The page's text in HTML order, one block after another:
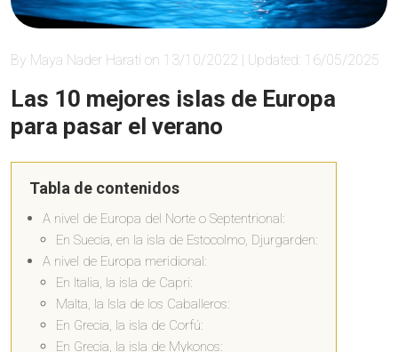
By Maya Nader Harati on 13/10/2022 | Updated: 16/05/2025
Las 10 mejores islas de Europa
para pasar el verano
Tabla de contenidos
A nivel de Europa del Norte o Septentrional:
En Suecia, en la isla de Estocolmo, Djurgarden:
A nivel de Europa meridional:
En Italia, la isla de Capri:
Malta, la Isla de los Caballeros:
En Grecia, la isla de Corfú:
En Grecia, la isla de Mykonos: